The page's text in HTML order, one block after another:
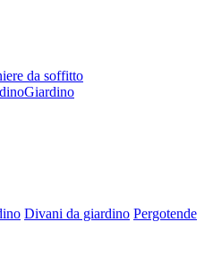
da soffitto
Giardino
Divani da giardino Pergotende